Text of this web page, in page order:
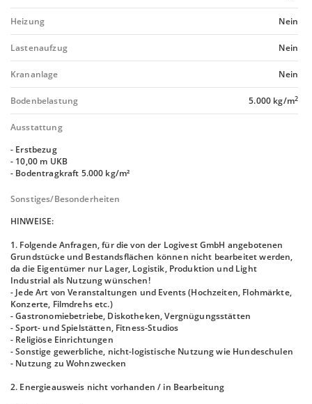
Heizung Nein
Lastenaufzug Nein
Krananlage Nein
Bodenbelastung 5.000 kg/m2
Ausstattung
- Erstbezug
- 10,00 m UKB
- Bodentragkraft 5.000 kg/m²
Sonstiges/Besonderheiten
HINWEISE:
1. Folgende Anfragen, für die von der Logivest GmbH angebotenen
Grundstücke und Bestandsflächen können nicht bearbeitet werden,
da die Eigentümer nur Lager, Logistik, Produktion und Light
Industrial als Nutzung wünschen!
- Jede Art von Veranstaltungen und Events (Hochzeiten, Flohmärkte,
Konzerte, Filmdrehs etc.)
- Gastronomiebetriebe, Diskotheken, Vergnügungsstätten
- Sport- und Spielstätten, Fitness-Studios
- Religiöse Einrichtungen
- Sonstige gewerbliche, nicht-logistische Nutzung wie Hundeschulen
- Nutzung zu Wohnzwecken
2. Energieausweis nicht vorhanden / in Bearbeitung